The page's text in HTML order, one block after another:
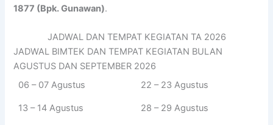
1877 (Bpk. Gunawan).
JADWAL DAN TEMPAT KEGIATAN TA 2026
JADWAL BIMTEK DAN TEMPAT KEGIATAN BULAN
AGUSTUS DAN SEPTEMBER 2026
06 – 07 Agustus
22 – 23 Agustus
13 – 14 Agustus 28 – 29 Agustus